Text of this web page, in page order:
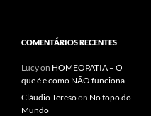
COMENTÁRIOS RECENTES
Lucyon HOMEOPATIA – O
que é e como NÃO funciona
Cláudio Teresoon No topo do
Mundo